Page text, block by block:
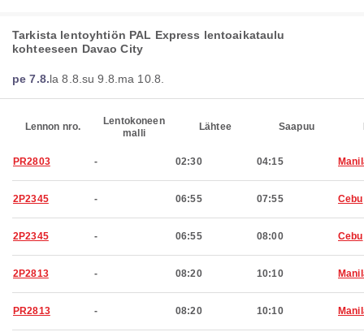
Tarkista lentoyhtiön PAL Express lentoaikataulu
kohteeseen Davao City
pe 7.8.la 8.8. su 9.8. ma 10.8.
Lennon nro.
Lentokoneen
malli
Lähtee Saapuu
PR2803 - 02:30 04:15
2P2345 - 06:55 07:55 Cebu
2P2345 - 06:55 08:00 Cebu
2P2813 - 08:20 10:10
PR2813 - 08:20 10:10